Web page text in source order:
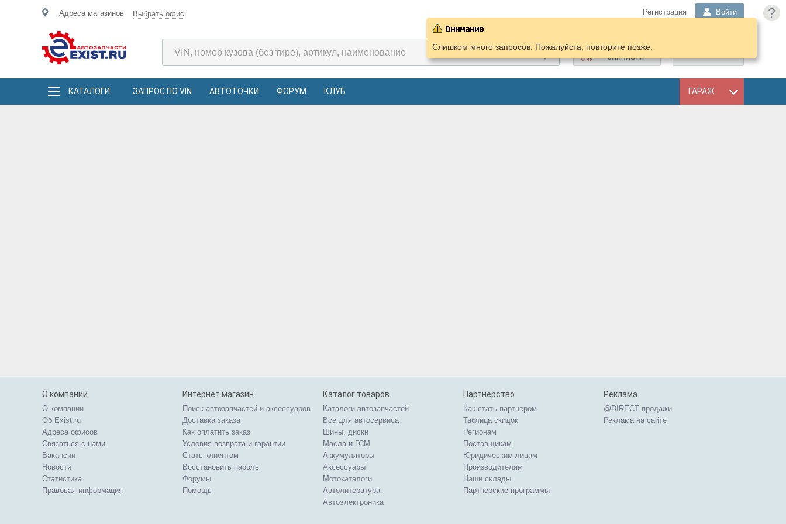
?
Адреса магазинов Выбрать офис Регистрация Войти
ПОДОБРАТЬ
ЗАПЧАСТИ
КАТАЛОГИ ЗАПРОС ПО VIN АВТОТОЧКИ ФОРУМ КЛУБ ГАРАЖ
Слишком много запросов. Пожалуйста, повторите позже.
О компании
О компании
Об Exist.ru
Адреса офисов
Связаться с нами
Вакансии
Новости
Статистика
Правовая информация
Интернет магазин
Поиск автозапчастей и аксессуаров
Доставка заказа
Как оплатить заказ
Условия возврата и гарантии
Стать клиентом
Восстановить пароль
Форумы
Помощь
Каталог товаров
Каталоги автозапчастей
Все для автосервиса
Шины, диски
Масла и ГСМ
Аккумуляторы
Аксессуары
Мотокаталоги
Автолитература
Автоэлектроника
Партнерство
Как стать партнером
Таблица скидок
Регионам
Поставщикам
Юридическим лицам
Производителям
Наши склады
Партнерские программы
Реклама
@DIRECT продажи
Реклама на сайте